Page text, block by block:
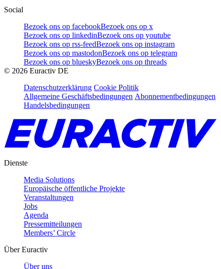
Social
Bezoek ons op facebookBezoek ons op x
Bezoek ons op linkedinBezoek ons op youtube
Bezoek ons op rss-feedBezoek ons op instagram
Bezoek ons op mastodonBezoek ons op telegram
Bezoek ons op blueskyBezoek ons op threads
© 2026 Euractiv DE
Datenschutzerklärung Cookie Politik
Allgemeine Geschäftsbedingungen Abonnementbedingungen
Handelsbedingungen
Dienste
Media Solutions
Europäische öffentliche Projekte
Veranstaltungen
Jobs
Agenda
Pressemitteilungen
Members’ Circle
Über Euractiv
Über uns